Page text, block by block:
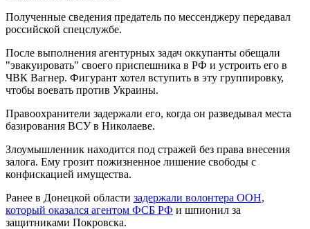
Полученные сведения предатель по мессенджеру передавал
российской спецслужбе.
После выполнения агентурных задач оккупанты обещали
"эвакуировать" своего приспешника в РФ и устроить его в
ЧВК Вагнер. Фигурант хотел вступить в эту группировку,
чтобы воевать против Украины.
Правоохранители задержали его, когда он разведывал места
базирования ВСУ в Николаеве.
Злоумышленник находится под стражей без права внесения
залога. Ему грозит пожизненное лишение свободы с
конфискацией имущества.
Ранее в Донецкой области задержали волонтера ООН,
который оказался агентом ФСБ РФ и шпионил за
защитниками Покровска.